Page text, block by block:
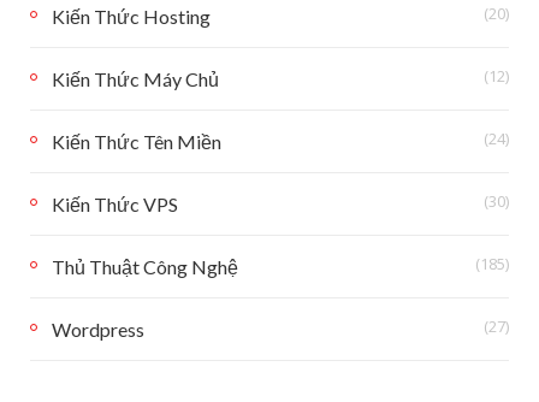
Kiến Thức Hosting (20)
Kiến Thức Máy Chủ (12)
Kiến Thức Tên Miền (24)
Kiến Thức VPS (30)
Thủ Thuật Công Nghệ (185)
Wordpress (27)